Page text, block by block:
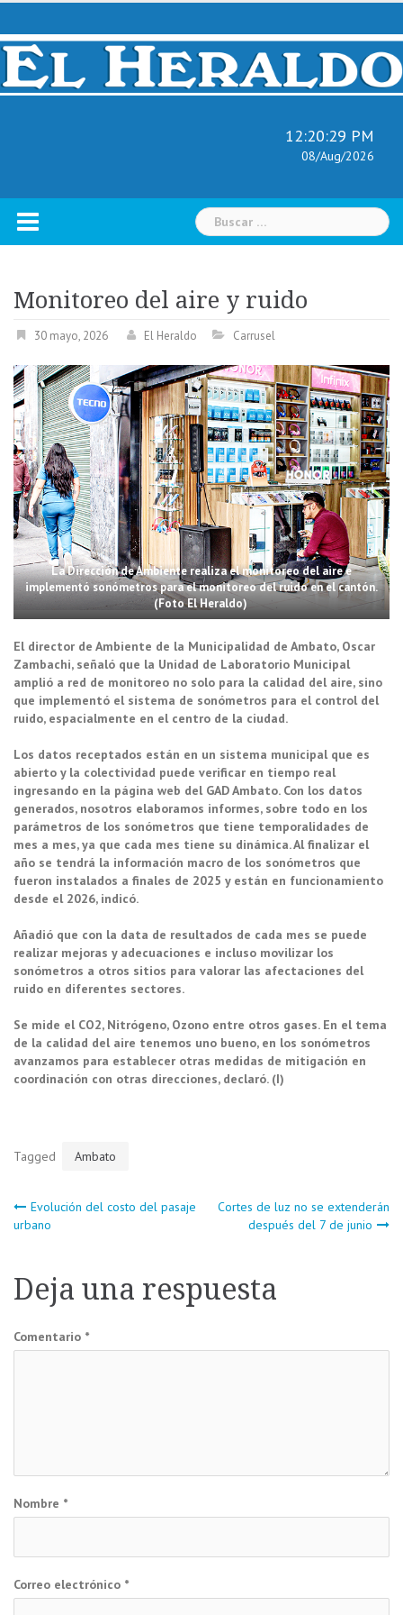
Skip
content
12:20:30 PM
08/Aug/2026
Buscar:
Monitoreo del aire y ruido
30 mayo, 2026 El Heraldo Carrusel
La Dirección de Ambiente realiza el monitoreo del aire e
implementó sonómetros para el monitoreo del ruido en el cantón.
(Foto El Heraldo)
El director de Ambiente de la Municipalidad de Ambato, Oscar
Zambachi, señaló que la Unidad de Laboratorio Municipal
amplió a red de monitoreo no solo para la calidad del aire, sino
que implementó el sistema de sonómetros para el control del
ruido, espacialmente en el centro de la ciudad.
Los datos receptados están en un sistema municipal que es
abierto y la colectividad puede verificar en tiempo real
ingresando en la página web del GAD Ambato. Con los datos
generados, nosotros elaboramos informes, sobre todo en los
parámetros de los sonómetros que tiene temporalidades de
mes a mes, ya que cada mes tiene su dinámica. Al finalizar el
año se tendrá la información macro de los sonómetros que
fueron instalados a finales de 2025 y están en funcionamiento
desde el 2026, indicó.
Añadió que con la data de resultados de cada mes se puede
realizar mejoras y adecuaciones e incluso movilizar los
sonómetros a otros sitios para valorar las afectaciones del
ruido en diferentes sectores.
Se mide el CO2, Nitrógeno, Ozono entre otros gases. En el tema
de la calidad del aire tenemos uno bueno, en los sonómetros
avanzamos para establecer otras medidas de mitigación en
coordinación con otras direcciones, declaró. (I)
Tagged Ambato
Navegación
entradas
Evolución del costo del pasaje
urbano
Cortes de luz no se extenderán
después del 7 de junio
Deja una respuesta
Comentario *
Nombre *
Correo electrónico *